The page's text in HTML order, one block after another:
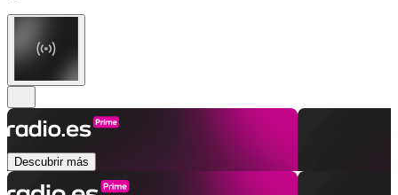
Descubrir más